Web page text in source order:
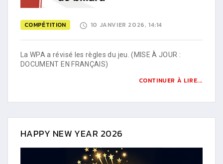
COMPÉTITION 10 JANVIER 2026, 14:14
La WPA a révisé les règles du jeu. (MISE À JOUR :
DOCUMENT EN FRANÇAIS)
CONTINUER À LIRE...
HAPPY NEW YEAR 2026